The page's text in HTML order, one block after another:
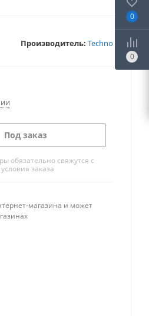
Производитель: Techno
Под заказ
обязательно свяжутся с
заказа
магазина и может
0
0